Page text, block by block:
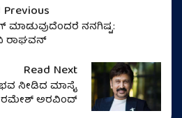
Previous
ಮಾಡುವುದೆಂದರೆ ನನಗಿಷ್ಟ:
ರಾಘವನ್‌
Read Next
ನೀಡಿದ ಮಾಸೈ
ರಮೇಶ್ ಅರವಿಂದ್